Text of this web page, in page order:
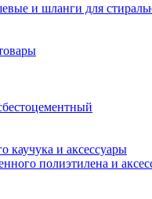
и шланги для
каучука и аксессуары
полиэтилена и